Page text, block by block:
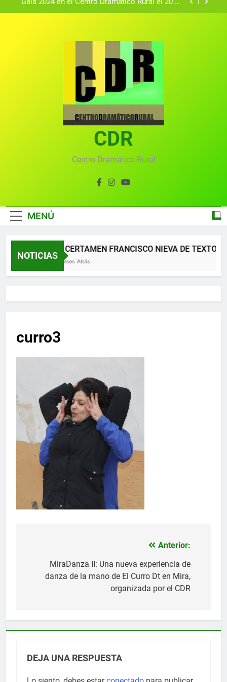
Gala 2024 en el Centro Dramático Rural el 20 de
convocado por el Centro Dramático Rural de Mira
(Cuenca)
Gala anual virtual del Centro Dramático Rural de
Gala del Centro Dramático Rural 2025
Gala 2024 en el Centro Dramático Rural el 20 de
Textos seleccionados en el VI Certamen
Francisco Nieva de piezas breves teatrales
convocado por el Centro Dramático Rural de Mira
Gala anual virtual del Centro Dramático Rural de
CDR
Centro Dramático Rural
MENÚ
NOTICIAS
XII CERTAMEN FRANCISCO NIEVA DE TEXTOS
2 Meses Atrás
curro3
Anterior:
MiraDanza II: Una nueva experiencia de
danza de la mano de El Curro Dt en Mira,
organizada por el CDR
DEJA UNA RESPUESTA